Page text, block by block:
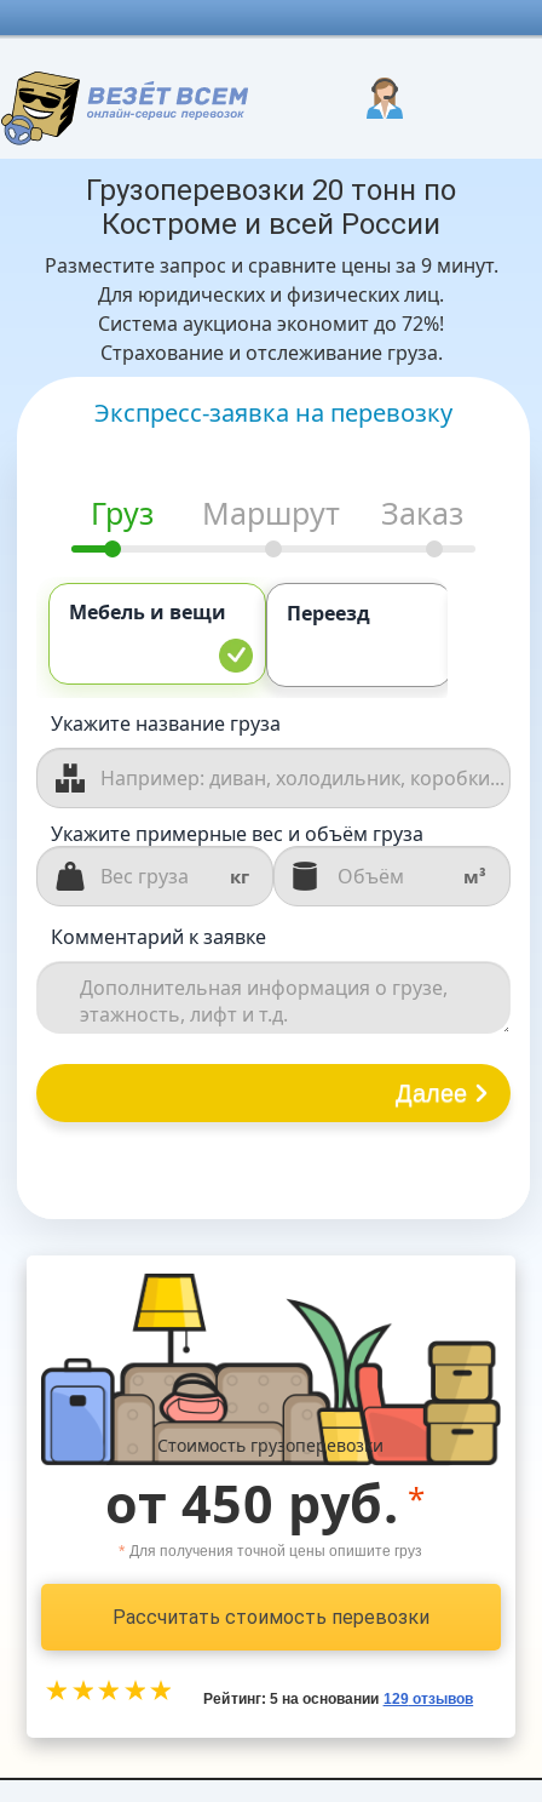
Грузоперевозки 20 тонн по
Костроме и всей России
Разместите запрос и сравните цены за 9 минут.
Для юридических и физических лиц.
Система аукциона экономит до 72%!
Страхование и отслеживание груза.
Экспресс-заявка на перевозку
Груз Маршрут Заказ
Мебель и вещи Переезд
Укажите название груза
Укажите примерные вес и объём груза
кг м³
Комментарий к заявке
Далее
Стоимость грузоперевозки
от 450 руб. *
* Для получения точной цены опишите груз
Рассчитать стоимость перевозки
Рейтинг: 5на основании 129отзывов